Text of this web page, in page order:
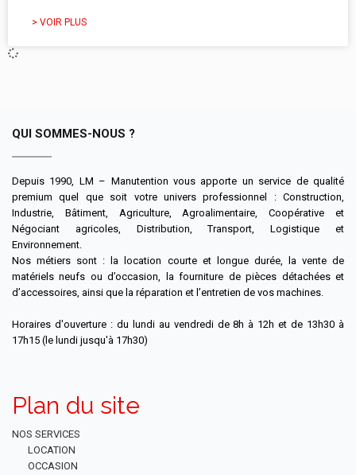
> VOIR PLUS
QUI SOMMES-NOUS ?
Depuis 1990, LM – Manutention vous apporte un service de qualité
premium quel que soit votre univers professionnel : Construction,
Industrie, Bâtiment, Agriculture, Agroalimentaire, Coopérative et
Négociant agricoles, Distribution, Transport, Logistique et
Environnement.
Nos métiers sont : la location courte et longue durée, la vente de
matériels neufs ou d’occasion, la fourniture de pièces détachées et
d’accessoires, ainsi que la réparation et l’entretien de vos machines.
Horaires d'ouverture : du lundi au vendredi de 8h à 12h et de 13h30 à
17h15 (le lundi jusqu'à 17h30)
Plan du site
NOS SERVICES
LOCATION
OCCASION